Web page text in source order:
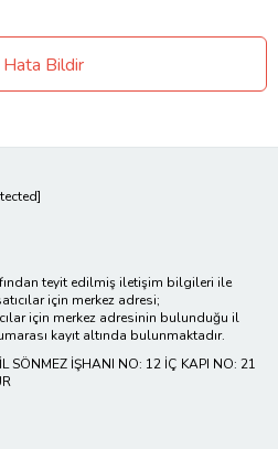
Hata Bildir
teyit edilmiş iletişim bilgileri ile
için merkez adresi;
için merkez adresinin bulunduğu il
kayıt altında bulunmaktadır.
SÖNMEZ İŞHANI NO: 12 İÇ KAPI NO: 21